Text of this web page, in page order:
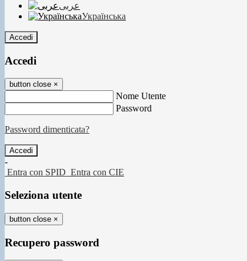
عربى
Українська
Accedi
Accedi
button close ×
Nome Utente
Password
Password dimenticata?
-
Entra con SPID Entra con CIE
Seleziona utente
button close ×
Recupero password